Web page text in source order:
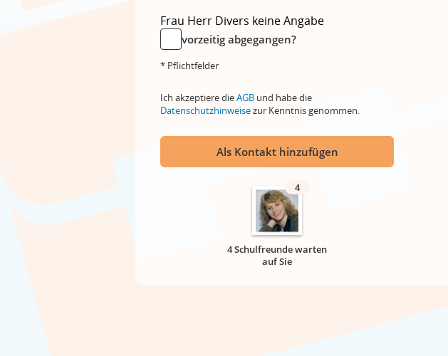
Frau Herr Divers keine Angabe
vorzeitig abgegangen?
* Pflichtfelder
Ich akzeptiere dieAGB und habe die
Datenschutzhinweisezur Kenntnis genommen.
Als Kontakt hinzufügen
4
4 Schulfreunde warten
auf Sie